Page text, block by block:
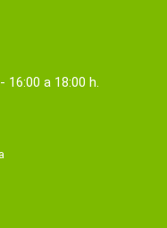
16:00 a 18:00 h.